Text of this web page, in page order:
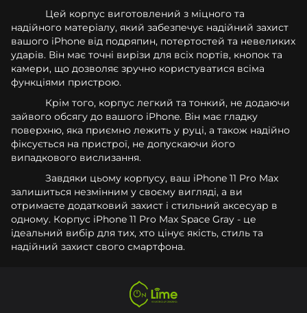
Цей корпус виготовлений з міцного та
надійного матеріалу, який забезпечує надійний захист
вашого iPhone від подряпин, потертостей та невеликих
ударів. Він має точні вирізи для всіх портів, кнопок та
камери, що дозволяє зручно користуватися всіма
функціями пристрою.
Крім того, корпус легкий та тонкий, не додаючи
зайвого обсягу до вашого iPhone. Він має гладку
поверхню, яка приємно лежить у руці, а також надійно
фіксується на пристрої, не допускаючи його
випадкового вислизання.
Завдяки цьому корпусу, ваш iPhone 11 Pro Max
залишиться незмінним у своєму вигляді, а ви
отримаєте додатковий захист і стильний аксесуар в
одному. Корпус iPhone 11 Pro Max Space Gray - це
ідеальний вибір для тих, хто цінує якість, стиль та
надійний захист свого смартфона.